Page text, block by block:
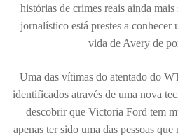
histórias de crimes reais ainda
jornalístico está prestes a
vida de Avery de
Uma das vítimas do atentado do
identificados através de uma nova
descobrir que Victoria Ford tem
apenas ter sido uma das pessoas